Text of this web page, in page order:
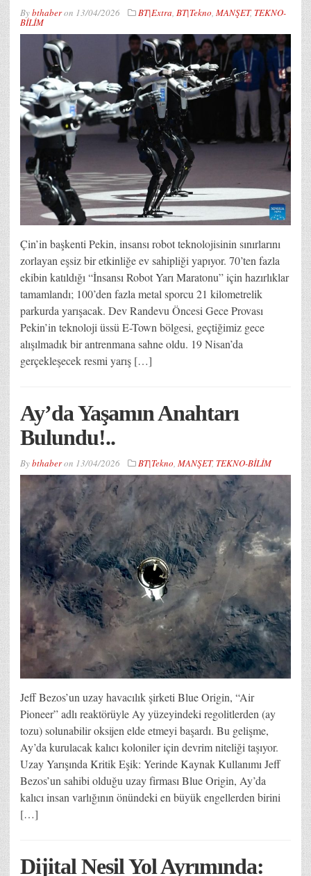
Bybthaberon 13/04/2026 BT|Extra, BT|Tekno, MANŞET, TEKNO-
BİLİM
Çin’in başkenti Pekin, insansı robot teknolojisinin sınırlarını
zorlayan eşsiz bir etkinliğe ev sahipliği yapıyor. 70’ten fazla
ekibin katıldığı “İnsansı Robot Yarı Maratonu” için hazırlıklar
tamamlandı; 100’den fazla metal sporcu 21 kilometrelik
parkurda yarışacak. Dev Randevu Öncesi Gece Provası
Pekin’in teknoloji üssü E-Town bölgesi, geçtiğimiz gece
alışılmadık bir antrenmana sahne oldu. 19 Nisan’da
gerçekleşecek resmi yarış […]
Ay’da Yaşamın Anahtarı
Bulundu!..
Bybthaberon 13/04/2026 BT|Tekno, MANŞET, TEKNO-BİLİM
Jeff Bezos’un uzay havacılık şirketi Blue Origin, “Air
Pioneer” adlı reaktörüyle Ay yüzeyindeki regolitlerden (ay
tozu) solunabilir oksijen elde etmeyi başardı. Bu gelişme,
Ay’da kurulacak kalıcı koloniler için devrim niteliği taşıyor.
Uzay Yarışında Kritik Eşik: Yerinde Kaynak Kullanımı Jeff
Bezos’un sahibi olduğu uzay firması Blue Origin, Ay’da
kalıcı insan varlığının önündeki en büyük engellerden birini
[…]
Dijital Nesil Yol Ayrımında: